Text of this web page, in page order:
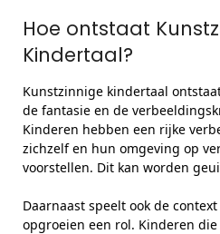
Hoe ontstaat
Kindertaal?
Kunstzinnige kindertaal
de fantasie en de
Kinderen hebben een rijke
zichzelf en hun omgeving op
voorstellen. Dit kan worden
Daarnaast speelt ook de
opgroeien een rol. Kinderen